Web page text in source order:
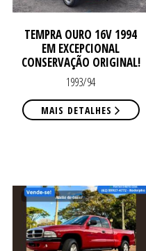
TEMPRA OURO 16V 1994
EM EXCEPCIONAL
CONSERVAÇÃO ORIGINAL!
1993/94
MAIS DETALHES